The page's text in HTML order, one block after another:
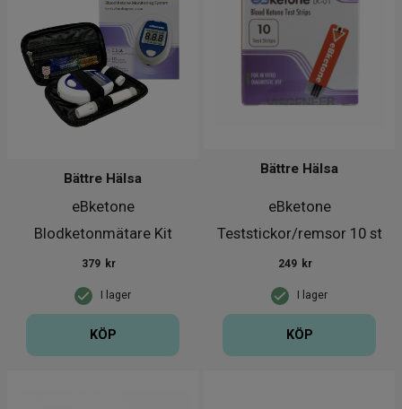
eBketone
Blodketonmätare Kit
Bättre Hälsa
I lager
379 kr
KÖP
eBketone
Teststickor/remsor 10 st
Bättre Hälsa
I lager
249 kr
KÖP